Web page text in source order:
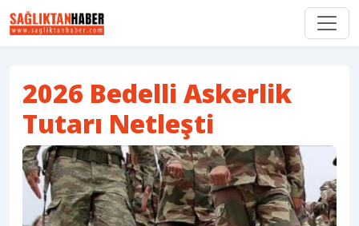
2026 Bedelli Askerlik
Tutarı Netleşti